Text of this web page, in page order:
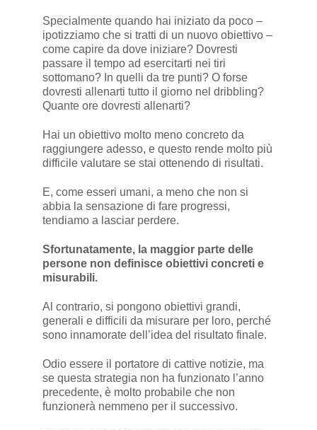
Specialmente quando hai iniziato da poco –
ipotizziamo che si tratti di un nuovo obiettivo –
come capire da dove iniziare? Dovresti
passare il tempo ad esercitarti nei tiri
sottomano? In quelli da tre punti? O forse
dovresti allenarti tutto il giorno nel dribbling?
Quante ore dovresti allenarti?
Hai un obiettivo molto meno concreto da
raggiungere adesso, e questo rende molto più
difficile valutare se stai ottenendo di risultati.
E, come esseri umani, a meno che non si
abbia la sensazione di fare progressi,
tendiamo a lasciar perdere.
Sfortunatamente, la maggior parte delle
persone non definisce obiettivi concreti e
misurabili.
Al contrario, si pongono obiettivi grandi,
generali e difficili da misurare per loro, perché
sono innamorate dell’idea del risultato finale.
Odio essere il portatore di cattive notizie, ma
se questa strategia non ha funzionato l’anno
precedente, è molto probabile che non
funzionerà nemmeno per il successivo.